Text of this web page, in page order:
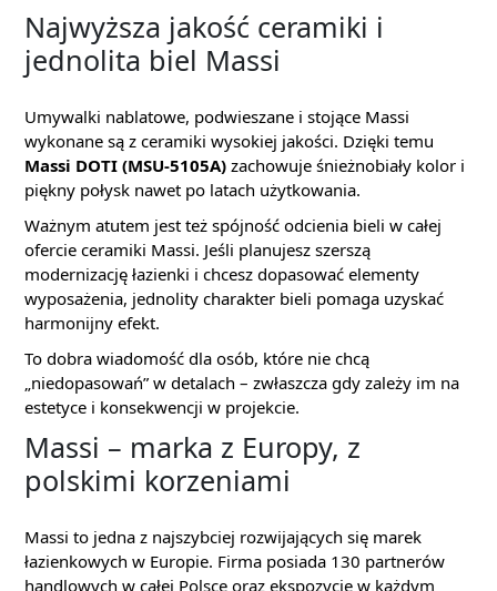
Najwyższa jakość ceramiki i
jednolita biel Massi
Umywalki nablatowe, podwieszane i stojące Massi
wykonane są z ceramiki wysokiej jakości. Dzięki temu
Massi DOTI (MSU-5105A) zachowuje śnieżnobiały kolor i
piękny połysk nawet po latach użytkowania.
Ważnym atutem jest też spójność odcienia bieli w całej
ofercie ceramiki Massi. Jeśli planujesz szerszą
modernizację łazienki i chcesz dopasować elementy
wyposażenia, jednolity charakter bieli pomaga uzyskać
harmonijny efekt.
To dobra wiadomość dla osób, które nie chcą
„niedopasowań” w detalach – zwłaszcza gdy zależy im na
estetyce i konsekwencji w projekcie.
Massi – marka z Europy, z
polskimi korzeniami
Massi to jedna z najszybciej rozwijających się marek
łazienkowych w Europie. Firma posiada 130 partnerów
handlowych w całej Polsce oraz ekspozycje w każdym